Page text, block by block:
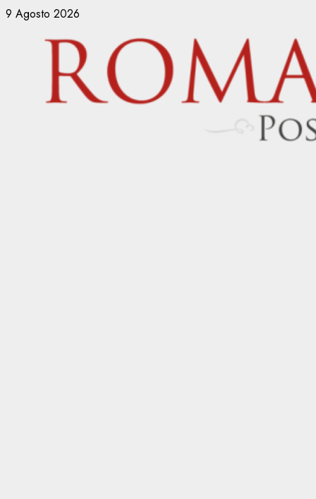
Vai
contenuto
9 Agosto 2026